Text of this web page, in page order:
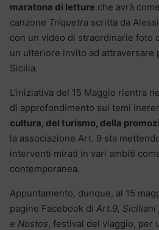
maratona di letture che avrà
canzone Triquetra scritta da
con un video di straordinarie foto
un ulteriore invito ad attraversare
Sicilia.
L’iniziativa del 15 Maggio rientra
di approfondimento sui temi
cultura, del turismo, della
la associazione Art. 9 sta
interventi mirati in vari ambiti
contemporanea.
Appuntamento, dunque, al 15
pagine Facebook di Art.9, Siciliani
e Nostos, festival del viaggio, per